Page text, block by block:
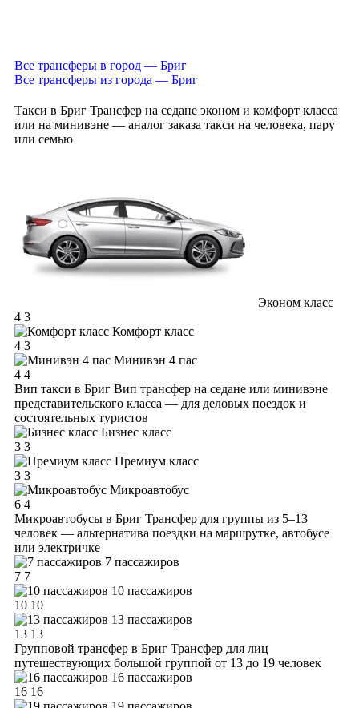
Все трансферы в город — Бриг
Все трансферы из города — Бриг
Такси в Бриг Трансфер на седане эконом и комфорт класса
или на минивэне — аналог заказа такси на человека, пару
или семью
Эконом класс
4 3
Комфорт класс
4 3
Минивэн 4 пас
4 4
Вип такси в Бриг Вип трансфер на седане или минивэне
представительского класса — для деловых поездок и
состоятельных туристов
Бизнес класс
3 3
Премиум класс
3 3
Микроавтобус
6 4
Микроавтобусы в Бриг Трансфер для группы из 5–13
человек — альтернатива поездки на маршрутке, автобусе
или электричке
7 пассажиров
7 7
10 пассажиров
10 10
13 пассажиров
13 13
Групповой трансфер в Бриг Трансфер для лиц
путешествующих большой группой от 13 до 19 человек
16 пассажиров
16 16